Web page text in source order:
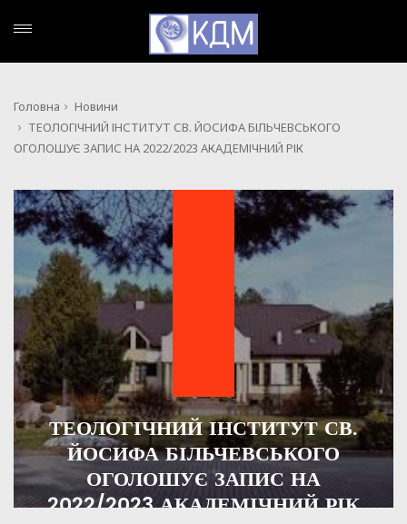
Головна
Новини
ТЕОЛОГІЧНИЙ ІНСТИТУТ СВ. ЙОСИФА БІЛЬЧЕВСЬКОГО
ОГОЛОШУЄ ЗАПИС НА 2022/2023 АКАДЕМІЧНИЙ РІК
ТЕОЛОГІЧНИЙ ІНСТИТУТ СВ.
ЙОСИФА БІЛЬЧЕВСЬКОГО
ОГОЛОШУЄ ЗАПИС НА
2022/2023 АКАДЕМІЧНИЙ РІК